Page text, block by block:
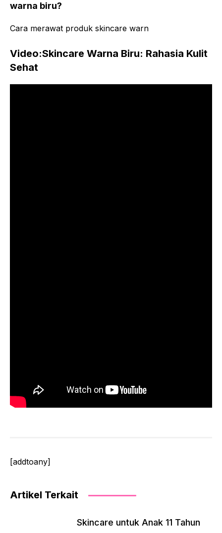
warna biru?
Cara merawat produk skincare warn
Video:Skincare Warna Biru: Rahasia Kulit
Sehat
[addtoany]
Artikel Terkait
Skincare untuk Anak 11 Tahun